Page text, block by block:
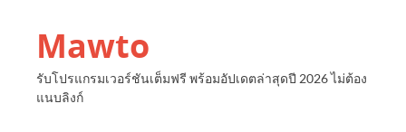
Mawto
รับโปรแกรมเวอร์ชันเต็มฟรี พร้อมอัปเดตล่าสุดปี 2026 ไม่ต้อง
แนบลิงก์